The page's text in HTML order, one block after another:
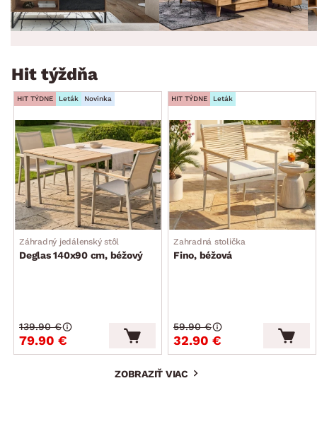
Hit týždňa
HIT TÝDNE Leták Novinka
Záhradný jedálenský stôl
Deglas 140x90 cm, béžový
79.90 €
139.90 €
HIT TÝDNE Leták
Zahradná stolička
Fino, béžová
32.90 €
59.90 €
ZOBRAZIŤ VIAC